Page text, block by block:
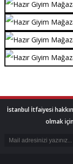
İstanbul İtfaiyesi
olmak